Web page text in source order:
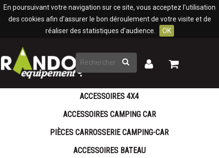
En poursuivant votre navigation sur ce site, vous acceptez l'utilisation
des cookies afin d'assurer le bon déroulement de votre visite et de
réaliser des statistiques d'audience.
OK
Rechercher
Mon
Mon
ACCESSOIRES 4X4
ACCESSOIRES CAMPING CAR
PIÈCES CARROSSERIE CAMPING-CAR
ACCESSOIRES BATEAU
Panneau de gestion des cookies